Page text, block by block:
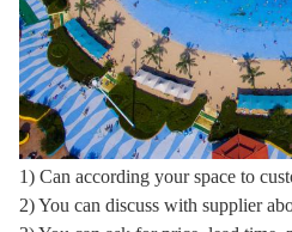
1) Can according your space to
2) You can discuss with supplier